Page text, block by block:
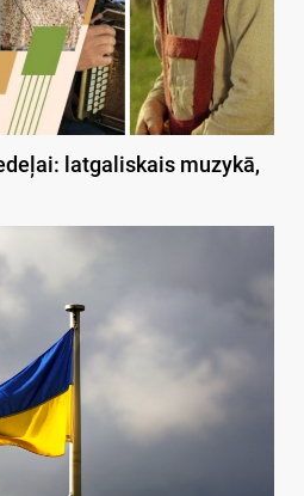
latgaliskais muzykā,